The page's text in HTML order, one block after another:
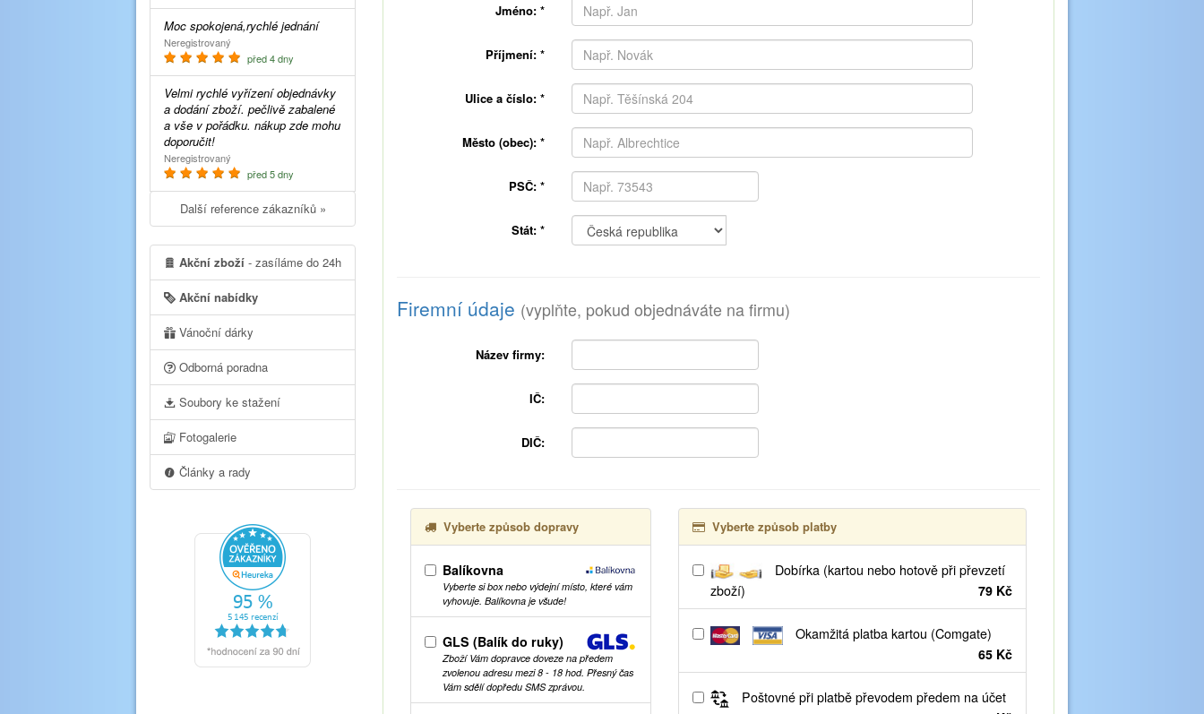
Jméno: *
Příjmení: *
Ulice a číslo: *
Město (obec): *
PSČ: *
Stát: *
Firemní údaje (vyplňte, pokud objednáváte na firmu)
Název firmy:
IČ:
DIČ:
Vyberte způsob dopravy
Balíkovna
Vyberte si box nebo výdejní místo, které vám
vyhovuje. Balíkovna je všude!
GLS (Balík do ruky)
Zboží Vám dopravce doveze na předem
zvolenou adresu mezi 8 - 18 hod. Přesný čas
Vám sdělí dopředu SMS zprávou.
Vyberte způsob platby
Dobírka (kartou nebo hotově při převzetí
zboží)
79 Kč
Okamžitá platba kartou (Comgate)
65 Kč
Poštovné při platbě převodem předem na účet
Moc spokojená,rychlé jednání
Neregistrovaný
před 4 dny
Velmi rychlé vyřízení objednávky
a dodání zboží. pečlivě zabalené
a vše v pořádku. nákup zde mohu
doporučit!
Neregistrovaný
před 5 dny
Další reference zákazníků »
Akční zboží - zasíláme do 24h
Akční nabídky
Vánoční dárky
Odborná poradna
Soubory ke stažení
Fotogalerie
Články a rady